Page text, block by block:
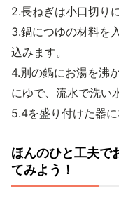
2.長ねぎは小口切り
3.鍋につゆの材料を
込みます。
4.別の鍋にお湯を沸
にゆで、流水で洗い
5.4を盛り付けた器
ほんのひと工夫で
てみよう！